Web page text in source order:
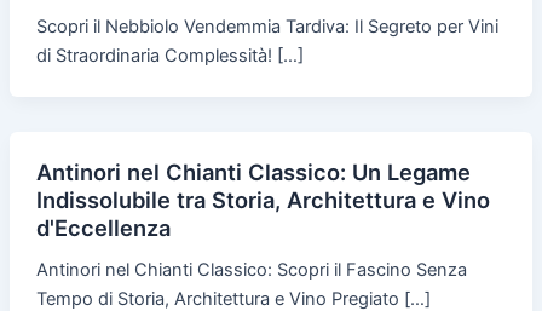
Scopri il Nebbiolo Vendemmia Tardiva: Il Segreto per Vini
di Straordinaria Complessità! […]
Antinori nel Chianti Classico: Un Legame
Indissolubile tra Storia, Architettura e Vino
d'Eccellenza
Antinori nel Chianti Classico: Scopri il Fascino Senza
Tempo di Storia, Architettura e Vino Pregiato […]